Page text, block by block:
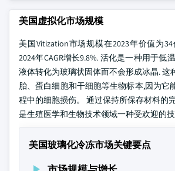
美国虚拟化市场规模
美国Vitization市场规模在2023年价值为
2024年CAGR增长9.8%. 活化是一种用于低
液体转化为玻璃状固体而不会形成冰晶. 这
胎、蛋白细胞和干细胞等生物标本,因为它
程中的细胞损伤。 通过保持所保存材料的
是生殖医学和生物技术领域一种受欢迎的技
美国玻璃化冷冻市场关键要点